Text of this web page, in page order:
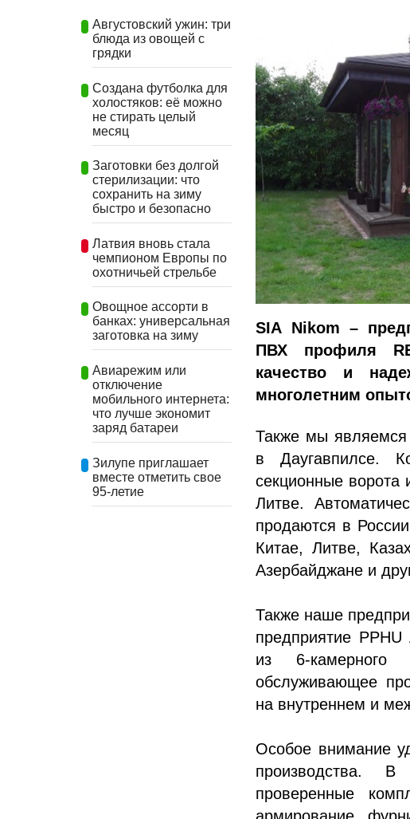
Августовский ужин: три
блюда из овощей с
грядки
Создана футболка для
холостяков: её можно
не стирать целый
месяц
Заготовки без долгой
стерилизации: что
сохранить на зиму
быстро и безопасно
Латвия вновь стала
чемпионом Европы по
охотничьей стрельбе
Овощное ассорти в
банках: универсальная
заготовка на зиму
Авиарежим или
отключение
мобильного интернета:
что лучше экономит
заряд батареи
Зилупе приглашает
вместе отметить свое
95-летие
SIA Nikom –
ПВХ профиля
качество и
многолетним
Также мы являемся
в Даугавпилсе.
секционные ворота
Литве.
продаются в
Китае, Литве,
Азербайджане и
Также наше
предприятие
из 6-
обслуживающее
на внутреннем и
Особое внимание
производства.
проверенные